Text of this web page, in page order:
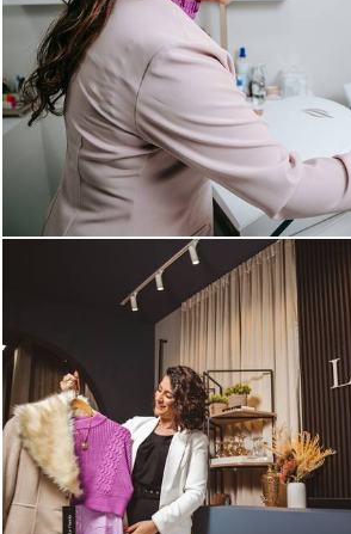
663 0
1049 0